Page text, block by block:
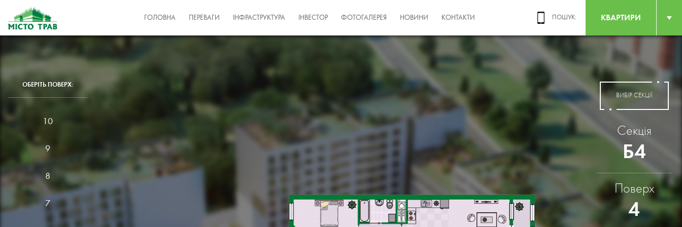
ГОЛОВНА ПЕРЕВАГИ ІНФРАСТРУКТУРА ІНВЕСТОР ФОТОГАЛЕРЕЯ НОВИНИ КОНТАКТИ ПОШУК: КВАРТИРИ
ВИБІР СЕКЦІЇ
Секція
Б4
Поверх
4
ОБЕРІТЬ ПОВЕРХ:
10
9
8
7
Квартира